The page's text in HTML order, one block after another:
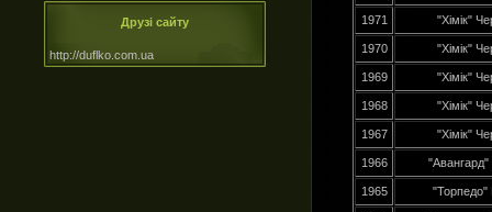
Друзі сайту
http://duflko.com.ua
1971 "Хімік"
1970 "Хімік"
1969 "Хімік"
1968 "Хімік"
1967 "Хімік"
1966
1965 "Торпедо"